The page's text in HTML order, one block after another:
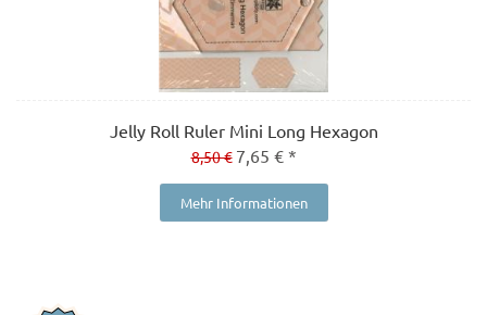
Jelly Roll Ruler Mini Long Hexagon
8,50 € 7,65 € *
Mehr Informationen